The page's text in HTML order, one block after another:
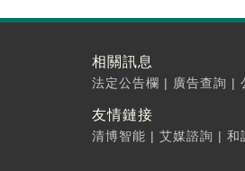
相關訊息
法定公告欄 | 廣告查詢 |
友情鏈接
清博智能 | 艾媒諮詢 | 和